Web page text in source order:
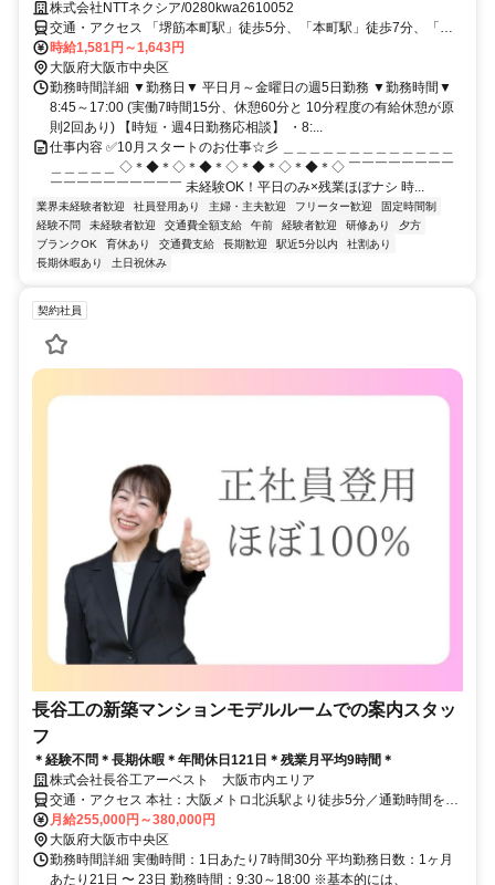
株式会社NTTネクシア/0280kwa2610052
交通・アクセス 「堺筋本町駅」徒歩5分、「本町駅」徒歩7分、「北
浜駅」徒歩7分
時給1,581円～1,643円
大阪府大阪市中央区
勤務時間詳細 ▼勤務日▼ 平日月～金曜日の週5日勤務 ▼勤務時間▼
8:45～17:00 (実働7時間15分、休憩60分と 10分程度の有給休憩が原
則2回あり) 【時短・週4日勤務応相談】 ・8:...
仕事内容 ✅10月スタートのお仕事☆彡 ＿＿＿＿＿＿＿＿＿＿＿＿＿
＿＿＿＿＿ ◇＊◆＊◇＊◆＊◇＊◆＊◇＊◆＊◇ ￣￣￣￣￣￣￣￣
￣￣￣￣￣￣￣￣￣￣ 未経験OK！平日のみ×残業ほぼナシ 時...
業界未経験者歓迎 社員登用あり 主婦・主夫歓迎 フリーター歓迎
固定時間制
経験不問
未経験者歓迎 交通費全額支給 午前 経験者歓迎 研修あり
夕方
ブランクOK
育休あり 交通費支給 長期歓迎 駅近5分以内
社割あり
長期休暇あり
土日祝休み
契約社員
長谷工の新築マンションモデルルームでの案内スタッ
フ
＊経験不問＊長期休暇＊年間休日121日＊残業月平均9時間＊
株式会社長谷工アーベスト 大阪市内エリア
交通・アクセス 本社：大阪メトロ北浜駅より徒歩5分／通勤時間を考
慮して担当物件を決定、転居を伴う転勤なし／東海圏・関西圏以外の
エリアは将来的に、ご本人の希望によっては転居を伴う異動も相談可
月給255,000円～380,000円
大阪府大阪市中央区
勤務時間詳細 実働時間：1日あたり7時間30分 平均勤務日数：1ヶ月
あたり21日 〜 23日 勤務時間：9:30～18:00 ※基本的には、